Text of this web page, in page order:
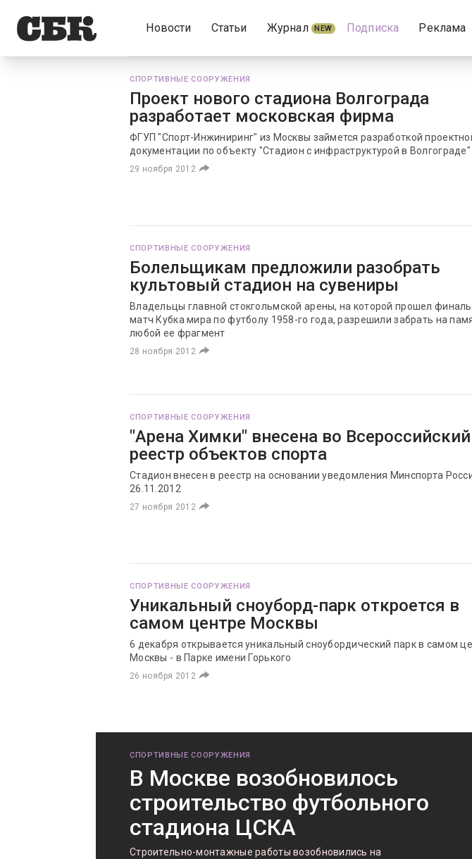
Новости Статьи Журнал NEW Подписка Реклама
СПОРТИВНЫЕ СООРУЖЕНИЯ
Проект нового стадиона Волгограда
разработает московская фирма
ФГУП "Спорт-Инжиниринг" из Москвы займется разработкой
документации по объекту "Стадион с инфраструктурой в Волгограде"
29 ноября 2012
СПОРТИВНЫЕ СООРУЖЕНИЯ
Болельщикам предложили разобрать
культовый стадион на сувениры
Владельцы главной стокгольмской арены, на которой прошел
матч Кубка мира по футболу 1958-го года, разрешили забрать на
любой ее фрагмент
28 ноября 2012
СПОРТИВНЫЕ СООРУЖЕНИЯ
"Арена Химки" внесена во Всероссийский
реестр объектов спорта
Стадион внесен в реестр на основании уведомления Минспорта
26.11.2012
27 ноября 2012
СПОРТИВНЫЕ СООРУЖЕНИЯ
Уникальный сноуборд-парк откроется в
самом центре Москвы
6 декабря открывается уникальный сноубордический парк в самом
Москвы - в Парке имени Горького
26 ноября 2012
СПОРТИВНЫЕ СООРУЖЕНИЯ
В Москве возобновилось
строительство футбольного
стадиона ЦСКА
Строительно-монтажные работы возобновились на